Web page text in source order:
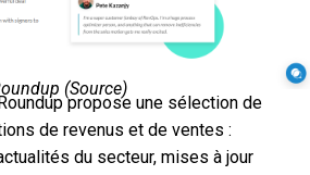
(Source)
propose une sélection de
de revenus et de ventes :
du secteur, mises à jour